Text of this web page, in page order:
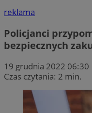
reklama
Policjanci
bezpiecznych
19 grudnia 2022 06:30
Czas czytania: 2 min.